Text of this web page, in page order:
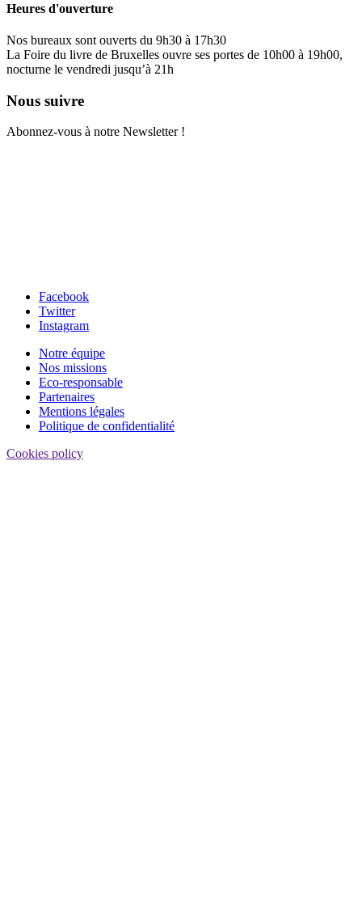
Heures d'ouverture
Nos bureaux sont ouverts du 9h30 à 17h30
La Foire du livre de Bruxelles ouvre ses portes de 10h00 à 19h00,
nocturne le vendredi jusqu’à 21h
Nous suivre
Abonnez-vous à notre Newsletter !
Facebook
Twitter
Instagram
Notre équipe
Nos missions
Eco-responsable
Partenaires
Mentions légales
Politique de confidentialité
Cookies policy